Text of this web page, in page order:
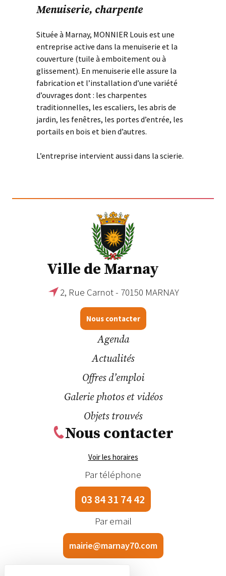
Menuiserie, charpente
Située à Marnay, MONNIER Louis est une
entreprise active dans la menuiserie et la
couverture (tuile à emboitement ou à
glissement). En menuiserie elle assure la
fabrication et l’installation d’une variété
d’ouvrages dont : les charpentes
traditionnelles, les escaliers, les abris de
jardin, les fenêtres, les portes d’entrée, les
portails en bois et bien d’autres.
L’entreprise intervient aussi dans la scierie.
Ville de Marnay
2, Rue Carnot - 70150 MARNAY
Nous contacter
Agenda
Actualités
Offres d’emploi
Galerie photos et vidéos
Objets trouvés
Nous contacter
Voir les horaires
Par téléphone
03 84 31 74 42
Par email
mairie@marnay70.com